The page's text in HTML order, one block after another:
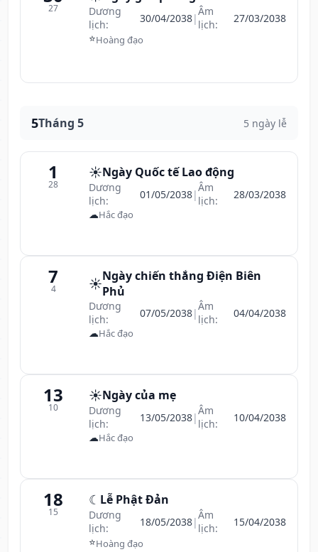
27
Dương
lịch:
30/04/2038|Âm
lịch:
27/03/2038
⭐Hoàng đạo
5Tháng 5 5 ngày lễ
1
28
☀️Ngày Quốc tế Lao động
Dương
lịch:
01/05/2038|Âm
lịch:
28/03/2038
☁Hắc đạo
7
4 ☀️Ngày chiến thắng Điện Biên
Phủ
Dương
lịch:
07/05/2038|Âm
lịch:
04/04/2038
☁Hắc đạo
13
10
☀️Ngày của mẹ
Dương
lịch:
13/05/2038|Âm
lịch:
10/04/2038
☁Hắc đạo
18
15
☾ Lễ Phật Đản
Dương
lịch:
18/05/2038|Âm
lịch:
15/04/2038
⭐Hoàng đạo